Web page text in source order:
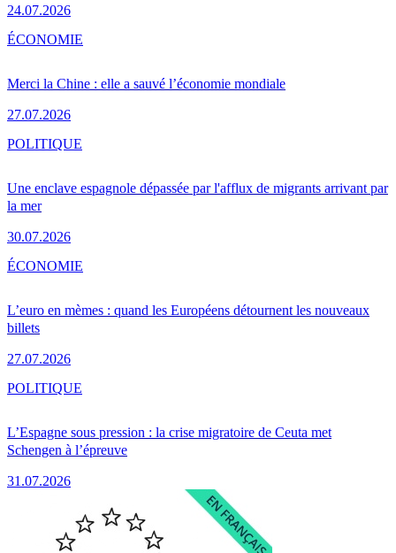
24.07.2026
Merci la Chine : elle a sauvé l’économie mondiale
27.07.2026
ÉCONOMIE
Une enclave espagnole dépassée par l'afflux de migrants arrivant par
la mer
30.07.2026
POLITIQUE
L’euro en mèmes : quand les Européens détournent les nouveaux
billets
27.07.2026
ÉCONOMIE
L’Espagne sous pression : la crise migratoire de Ceuta met
Schengen à l’épreuve
31.07.2026
POLITIQUE